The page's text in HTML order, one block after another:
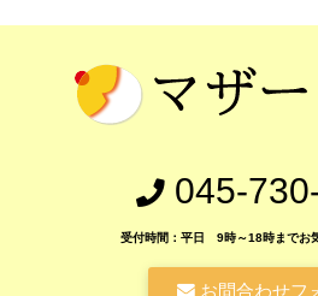
045-
受付時間：平日 9時～18時までお
お問合わせフ